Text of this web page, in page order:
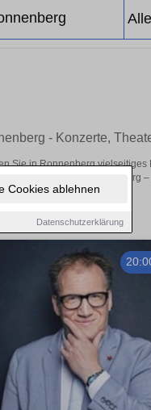
Cookies ablehnen
Datenschutzerklärung
- Konzerte,
Sie in Ronnenberg
in Ronnenberg